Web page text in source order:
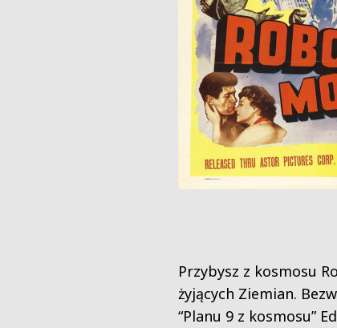
Przybysz z kosmosu
żyjących Ziemian.
“Planu 9 z kosmosu”